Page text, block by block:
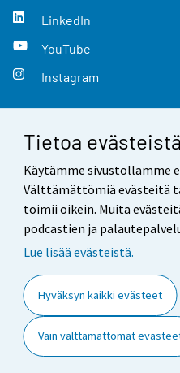
Tietoa evästeistä
Käytämme sivustollamme
Välttämättömiä evästeitä
toimii oikein. Muita
podcastien ja
Lue lisää evästeistä.
Hyväksyn kaikki evästeet
Vain välttämättömät
LinkedIn
YouTube
Instagram
Yhteystiedot
Palaute
Käyttöehdot
Saavutettavuus
Tietoa sivustosta
Evästeasetukset